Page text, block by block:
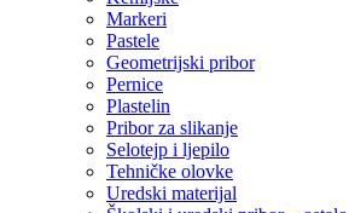
Markeri
Pastele
Geometrijski pribor
Pernice
Plastelin
Pribor za slikanje
Selotejp i ljepilo
Tehničke olovke
Uredski materijal